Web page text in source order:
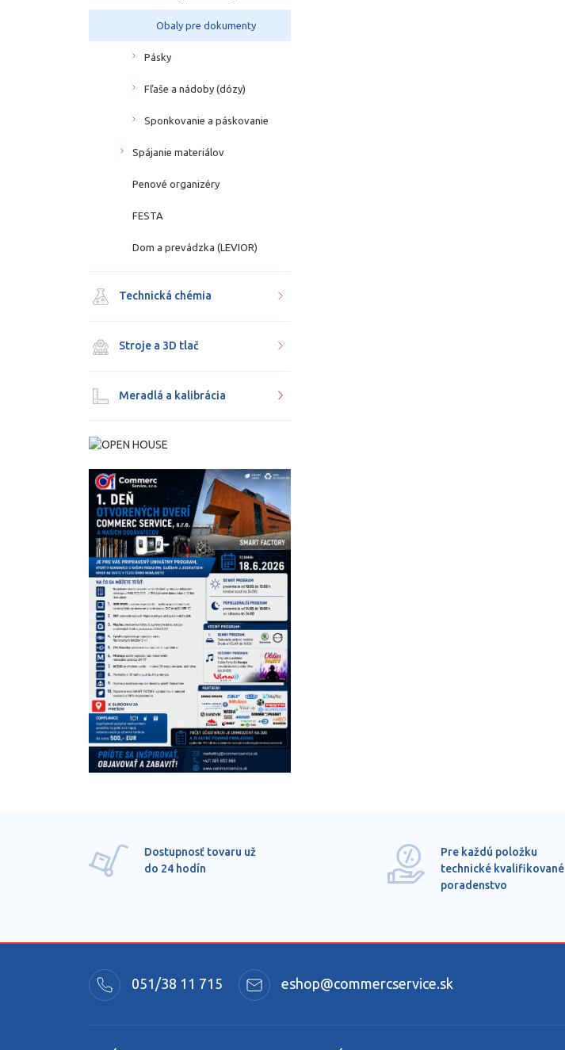
Obaly pre dokumenty
Pásky
Fľaše a nádoby (dózy)
Sponkovanie a páskovanie
Spájanie materiálov
Penové organizéry
FESTA
Dom a prevádzka (LEVIOR)
Technická chémia
Stroje a 3D tlač
Meradlá a kalibrácia
Dostupnosť tovaru už
do 24 hodín
Pre každú položku
technické kvalifikované
poradenstvo
051/38 11 715 eshop@commercservice.sk